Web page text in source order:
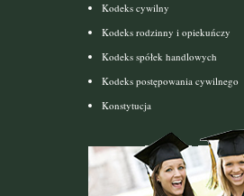
Kodeks cywilny
Kodeks rodzinny i opiekuńczy
Kodeks spółek handlowych
Kodeks postępowania cywilnego
Konstytucja